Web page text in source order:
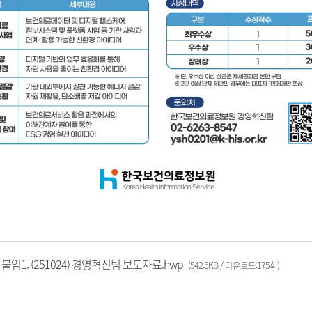
붙임1. (251024) 경영혁신팀 보도자료.hwp (542.5KB / 다운로드:175회)